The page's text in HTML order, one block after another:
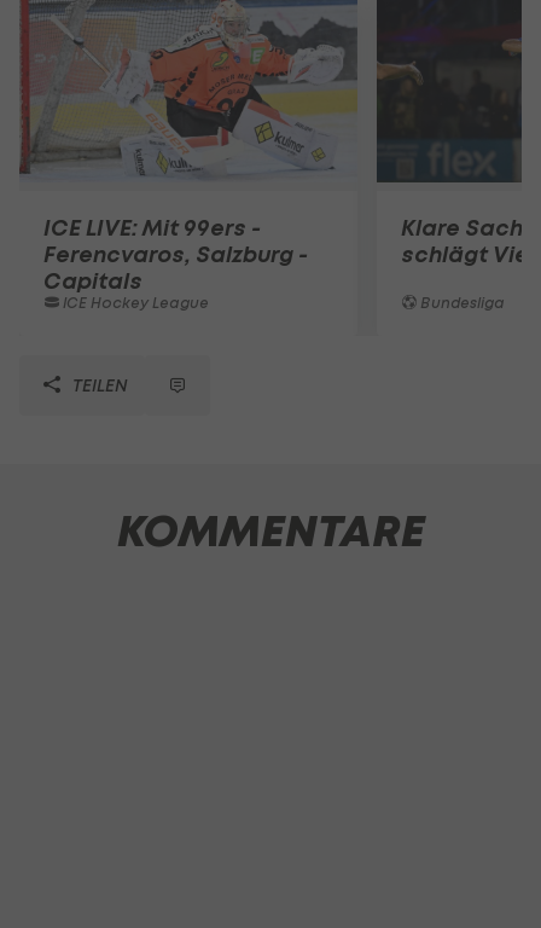
ICE LIVE: Mit 99ers -
Ferencvaros, Salzburg -
Capitals
ICE Hockey League
Klare
schlägt
Bundesliga
TEILEN
KOMMENTARE